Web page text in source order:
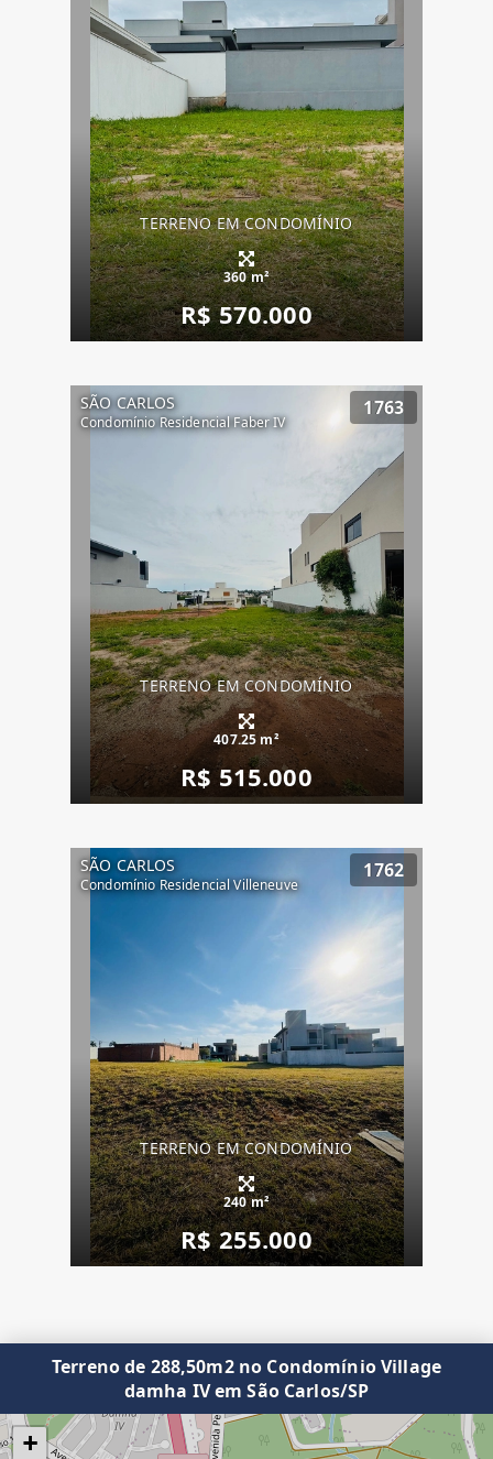
TERRENO EM CONDOMÍNIO
360 m²
R$ 570.000
SÃO CARLOS
Condomínio Residencial Faber IV
1763
TERRENO EM CONDOMÍNIO
407.25 m²
R$ 515.000
SÃO CARLOS
Condomínio Residencial Villeneuve
1762
TERRENO EM CONDOMÍNIO
240 m²
R$ 255.000
Terreno de 288,50m2 no Condomínio Village
damha IV em São Carlos/SP
+